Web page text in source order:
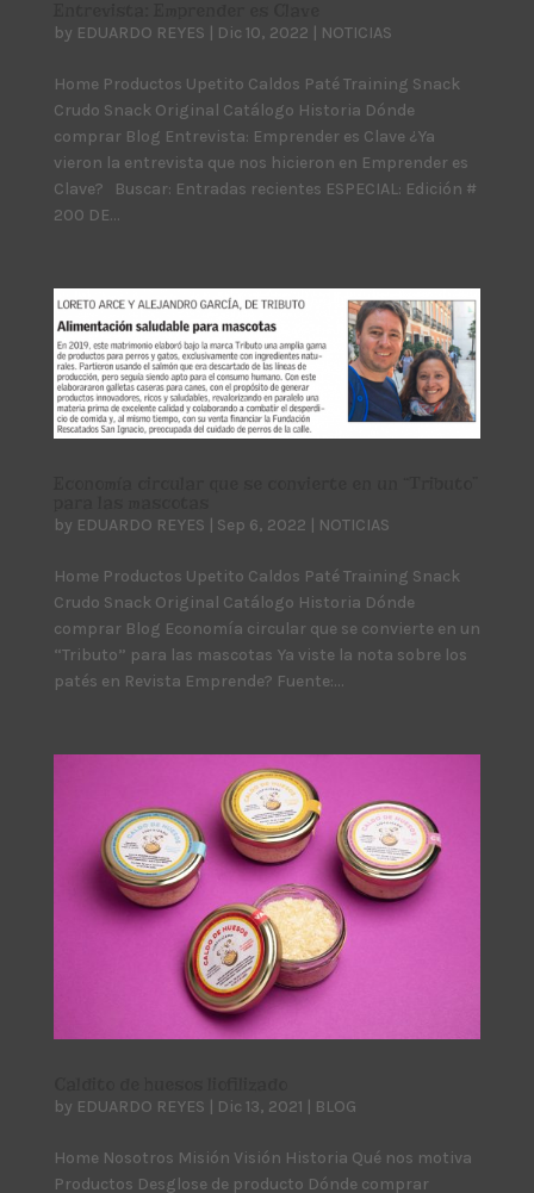
by EDUARDO REYES Dic 10, 2022 NOTICIAS
Home Productos Upetito Caldos Paté Training Snack
Crudo Snack Original Catálogo Historia Dónde
comprar Blog Entrevista: Emprender es Clave ¿Ya
vieron la entrevista que nos hicieron en Emprender es
Clave? Buscar: Entradas recientes ESPECIAL: Edición #
200 DE...
by EDUARDO REYES Sep 6, 2022 NOTICIAS
Home Productos Upetito Caldos Paté Training Snack
Crudo Snack Original Catálogo Historia Dónde
comprar Blog Economía circular que se convierte en un
“Tributo” para las mascotas Ya viste la nota sobre los
patés en Revista Emprende? Fuente:...
by EDUARDO REYES Dic 13, 2021 BLOG
Home Nosotros Misión Visión Historia Qué nos motiva
Productos Desglose de producto Dónde comprar